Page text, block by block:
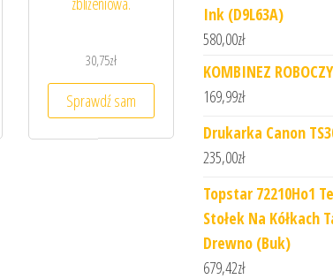
30,75zł
Sprawdź sam
Ink (D9L63A)
580,00zł
KOMBINEZ
169,99zł
Drukarka Canon
235,00zł
Topstar 72210Ho1
Stołek Na
Drewno (Buk)
679,42zł